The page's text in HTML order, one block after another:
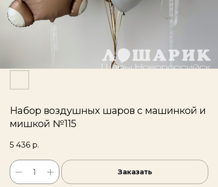
Набор воздушных шаров с машинкой и
мишкой №115
5 436 р.
Заказать